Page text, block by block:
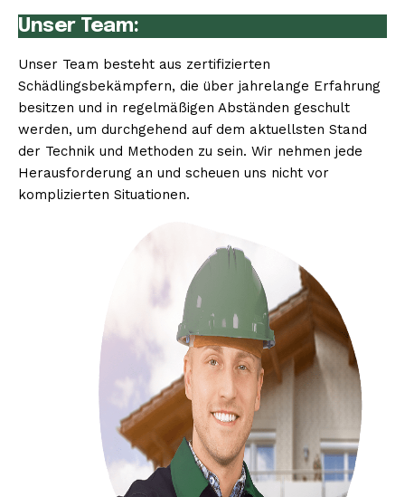
Unser Team:
Unser Team besteht aus zertifizierten
Schädlingsbekämpfern, die über jahrelange Erfahrung
besitzen und in regelmäßigen Abständen geschult
werden, um durchgehend auf dem aktuellsten Stand
der Technik und Methoden zu sein. Wir nehmen jede
Herausforderung an und scheuen uns nicht vor
komplizierten Situationen.